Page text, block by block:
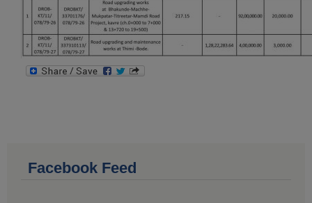
Facebook Feed